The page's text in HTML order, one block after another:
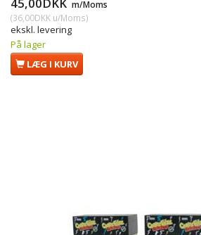
m/Moms
(36,00DKK u/Moms)
ekskl. levering
På lager
LÆG I KURV